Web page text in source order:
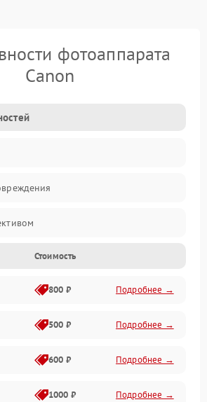
фотоаппарата
Canon
цепей
памяти
Стоимость
800 ₽ Подробнее →
500 ₽ Подробнее →
600 ₽ Подробнее →
1000 ₽ Подробнее →